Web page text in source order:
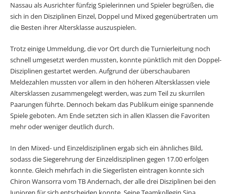
Nassau als Ausrichter fünfzig Spielerinnen und Spieler begrüßen, die
sich in den Disziplinen Einzel, Doppel und Mixed gegenübertraten um
die Besten ihrer Altersklasse auszuspielen.
Trotz einige Ummeldung, die vor Ort durch die Turnierleitung noch
schnell umgesetzt werden mussten, konnte pünktlich mit den Doppel-
Disziplinen gestartet werden. Aufgrund der überschaubaren
Meldezahlen mussten vor allem in den höheren Altersklassen viele
Altersklassen zusammengelegt werden, was zum Teil zu skurrilen
Paarungen führte. Dennoch bekam das Publikum einige spannende
Spiele geboten. Am Ende setzten sich in allen Klassen die Favoriten
mehr oder weniger deutlich durch.
In den Mixed- und Einzeldisziplinen ergab sich ein ähnliches Bild,
sodass die Siegerehrung der Einzeldisziplinen gegen 17.00 erfolgen
konnte. Gleich mehrfach in die Siegerlisten eintragen konnte sich
Chiron Wansorra vom TB Andernach, der alle drei Disziplinen bei den